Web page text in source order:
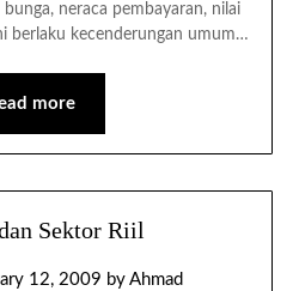
neraca pembayaran, nilai
berlaku kecenderungan umum…
more
Sektor Riil
12, 2009 by Ahmad